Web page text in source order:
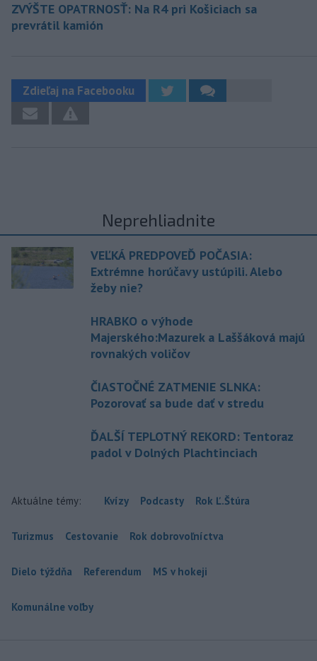
ZVÝŠTE OPATRNOSŤ: Na R4 pri Košiciach sa
prevrátil kamión
Zdieľaj na Facebooku
Neprehliadnite
VEĽKÁ PREDPOVEĎ POČASIA:
Extrémne horúčavy ustúpili. Alebo
žeby nie?
HRABKO o výhode
Majerského:Mazurek a Laššáková majú
rovnakých voličov
ČIASTOČNÉ ZATMENIE SLNKA:
Pozorovať sa bude dať v stredu
ĎALŠÍ TEPLOTNÝ REKORD: Tentoraz
padol v Dolných Plachtinciach
Aktuálne témy: Kvízy Podcasty Rok Ľ.Štúra
Turizmus Cestovanie Rok dobrovoľníctva
Dielo týždňa Referendum MS v hokeji
Komunálne voľby